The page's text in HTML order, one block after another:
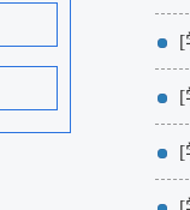
[
[
[